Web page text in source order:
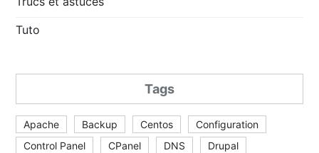
Tuto
Tags
Apache Backup Centos
Configuration
Control Panel
CPanel DNS
Drupal